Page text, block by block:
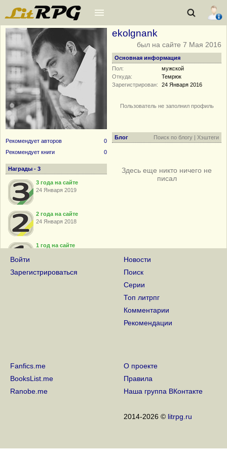
Рекомендует авторов
0
Рекомендует книги
0
Награды - 3
3 года на сайте
24 Января 2019
2 года на сайте
24 Января 2018
1 год на сайте
ekolgnank
был на сайте 7 Мая 2016
Основная информация
Пол:
мужской
Откуда:
Темрюк
Зарегистрирован:
24 Января 2016
Пользователь не заполнил профиль
Блог Поиск по блогу | Хэштеги
Здесь еще никто ничего не
писал
Войти
Зарегистрироваться
Новости
Поиск
Серии
Топ литрпг
Комментарии
Рекомендации
Fanfics.me
BooksList.me
Ranobe.me
О проекте
Правила
Наша группа ВКонтакте
2014-2026 © litrpg.ru